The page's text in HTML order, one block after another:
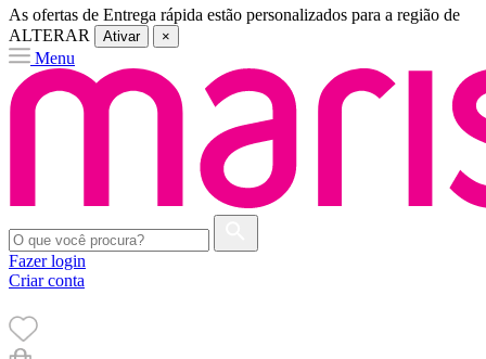
As ofertas de Entrega rápida estão personalizados para a região de
ALTERAR
Ativar ×
Menu
Fazer login
Criar conta